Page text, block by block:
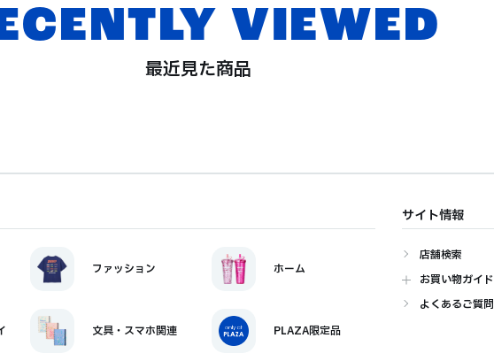
VIEWED
最近見た商品
ファッション ホーム
文具・スマホ関連 PLAZA限定品
サイト情報
店舗検索
お買い物ガイド
よくあるご質問